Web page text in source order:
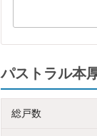
パストラル本
総戸数